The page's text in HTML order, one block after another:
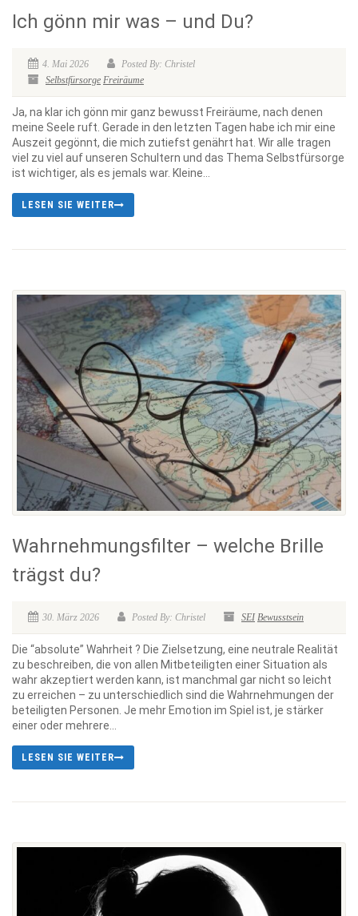
Ich gönn mir was – und Du?
4. Mai 2026
Posted By: Christel
Selbstfürsorge Freiräume
Ja, na klar ich gönn mir ganz bewusst Freiräume, nach denen
meine Seele ruft. Gerade in den letzten Tagen habe ich mir eine
Auszeit gegönnt, die mich zutiefst genährt hat. Wir alle tragen
viel zu viel auf unseren Schultern und das Thema Selbstfürsorge
ist wichtiger, als es jemals war. Kleine...
LESEN SIE WEITER
Wahrnehmungsfilter – welche Brille
trägst du?
30. März 2026 Posted By: Christel SEI Bewusstsein
Die “absolute” Wahrheit ? Die Zielsetzung, eine neutrale Realität
zu beschreiben, die von allen Mitbeteiligten einer Situation als
wahr akzeptiert werden kann, ist manchmal gar nicht so leicht
zu erreichen – zu unterschiedlich sind die Wahrnehmungen der
beteiligten Personen. Je mehr Emotion im Spiel ist, je stärker
einer oder mehrere...
LESEN SIE WEITER